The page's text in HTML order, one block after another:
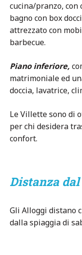
cucina/pranzo,
bagno con box
attrezzato con
barbecue.
Piano inferiore,
matrimoniale ed
doccia, lavatrice,
Le Villette sono di
per chi desidera
confort.
Distanza dal
Gli Alloggi distano
dalla spiaggia di